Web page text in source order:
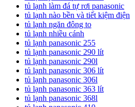
tủ lạnh làm đá tự rơi panasonic
tủ lạnh nào bền và tiết kiệm điện
tủ lạnh ngăn đông to
tủ lạnh nhiều cánh
tủ lạnh panasonic 255
tủ lạnh panasonic 290 lít
tủ lạnh panasonic 290l
tủ lạnh panasonic 306 lít
tủ lạnh panasonic 306l
tủ lạnh panasonic 363 lít
tủ lạnh panasonic 368l